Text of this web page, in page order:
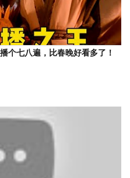
个七八遍，比春晚好看多了！